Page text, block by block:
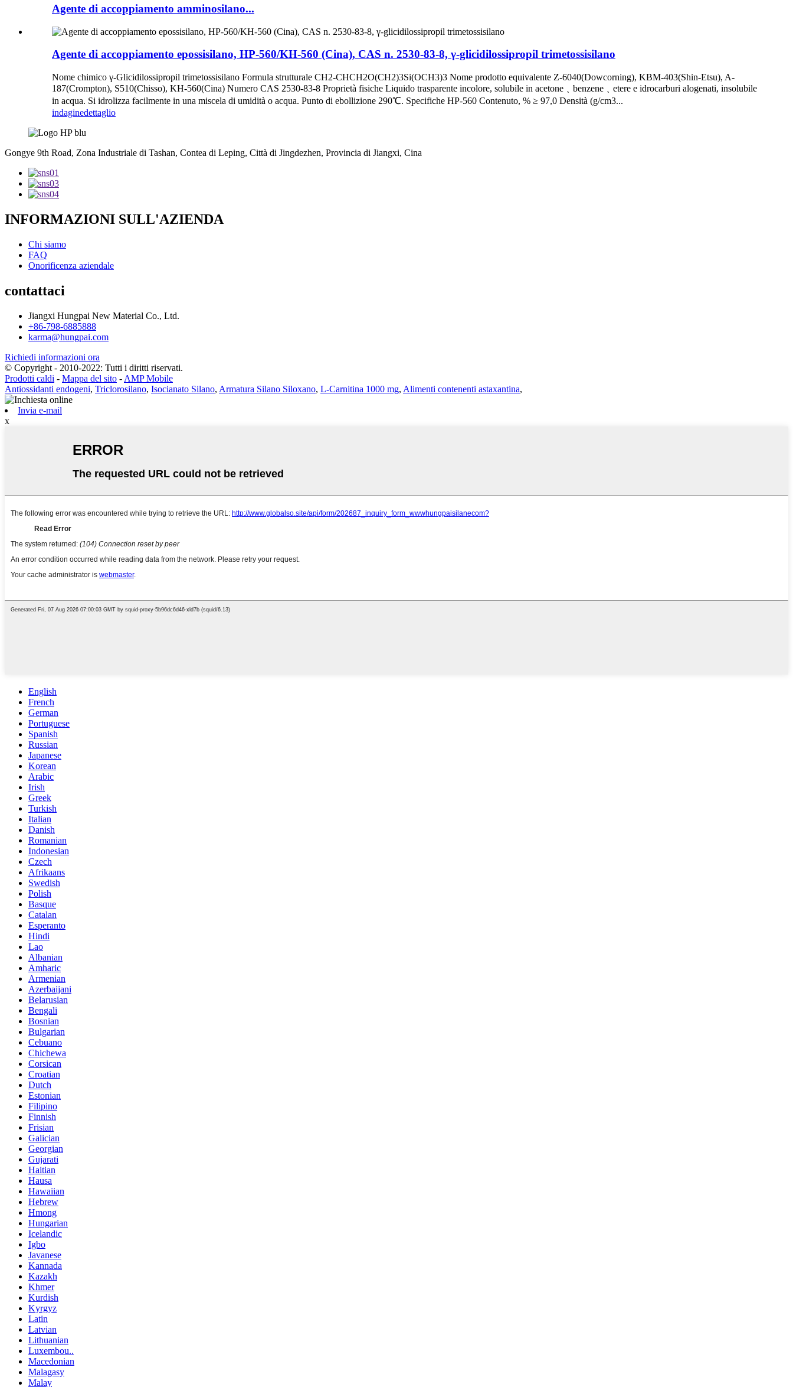
Agente di accoppiamento amminosilano...
Agente di accoppiamento epossisilano, HP-560/KH-560 (Cina), CAS n. 2530-83-8, γ-glicidilossipropil trimetossisilano
Nome chimico γ-Glicidilossipropil trimetossisilano Formula strutturale CH2-CHCH2O(CH2)3Si(OCH3)3 Nome prodotto equivalente Z-6040(Dowcorning), KBM-403(Shin-Etsu), A-
187(Crompton), S510(Chisso), KH-560(Cina) Numero CAS 2530-83-8 Proprietà fisiche Liquido trasparente incolore, solubile in acetone﹑benzene﹑etere e idrocarburi alogenati, insolubile
in acqua. Si idrolizza facilmente in una miscela di umidità o acqua. Punto di ebollizione 290℃. Specifiche HP-560 Contenuto, % ≥ 97,0 Densità (g/cm3...
indaginedettaglio
Gongye 9th Road, Zona Industriale di Tashan, Contea di Leping, Città di Jingdezhen, Provincia di Jiangxi, Cina
INFORMAZIONI SULL'AZIENDA
Chi siamo
FAQ
Onorificenza aziendale
contattaci
Jiangxi Hungpai New Material Co., Ltd.
+86-798-6885888
karma@hungpai.com
Richiedi informazioni ora
© Copyright - 2010-2022: Tutti i diritti riservati.
Prodotti caldi - Mappa del sito - AMP Mobile
Antiossidanti endogeni, Triclorosilano, Isocianato Silano, Armatura Silano Siloxano, L-Carnitina 1000 mg, Alimenti contenenti astaxantina,
Invia e-mail
x
English
French
German
Portuguese
Spanish
Russian
Japanese
Korean
Arabic
Irish
Greek
Turkish
Italian
Danish
Romanian
Indonesian
Czech
Afrikaans
Swedish
Polish
Basque
Catalan
Esperanto
Hindi
Lao
Albanian
Amharic
Armenian
Azerbaijani
Belarusian
Bengali
Bosnian
Bulgarian
Cebuano
Chichewa
Corsican
Croatian
Dutch
Estonian
Filipino
Finnish
Frisian
Galician
Georgian
Gujarati
Haitian
Hausa
Hawaiian
Hebrew
Hmong
Hungarian
Icelandic
Igbo
Javanese
Kannada
Kazakh
Khmer
Kurdish
Kyrgyz
Latin
Latvian
Lithuanian
Luxembou..
Macedonian
Malagasy
Malay